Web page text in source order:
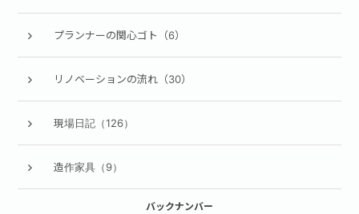
プランナーの関心ゴト（6）
リノベーションの流れ（30）
現場日記（126）
造作家具（9）
バックナンバー